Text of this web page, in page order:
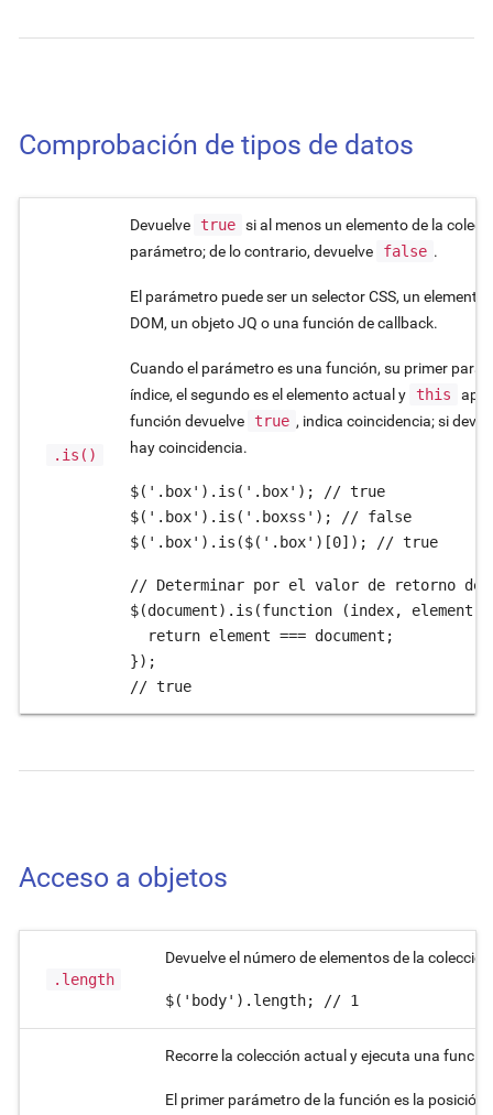
Comprobación de tipos de datos
.is()
Devuelve true si al menos un elemento de la
parámetro; de lo contrario, devuelve
false .
El parámetro puede ser un selector CSS, un
DOM, un objeto JQ o una función de callback.
Cuando el parámetro es una función, su primer
índice, el segundo es el elemento actual y this
función devuelve true , indica coincidencia; si
hay coincidencia.
$('.box').is('.box'); // true
$('.box').is('.boxss'); // false
$('.box').is($('.box')[0]); // true
// Determinar por el valor de retorno de
$(document).is(function (index, element)
  return element === document;
});
// true
Acceso a objetos
.length
Devuelve el número de elementos de la
$('body').length; // 1
Recorre la colección actual y ejecuta una
El primer parámetro de la función es la posición